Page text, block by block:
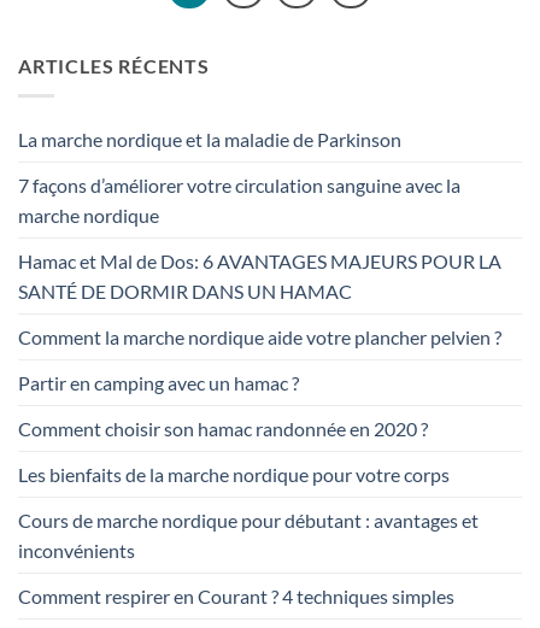
ARTICLES RÉCENTS
La marche nordique et la maladie de Parkinson
7 façons d’améliorer votre circulation sanguine avec la
marche nordique
Hamac et Mal de Dos: 6 AVANTAGES MAJEURS POUR LA
SANTÉ DE DORMIR DANS UN HAMAC
Comment la marche nordique aide votre plancher pelvien ?
Partir en camping avec un hamac ?
Comment choisir son hamac randonnée en 2020 ?
Les bienfaits de la marche nordique pour votre corps
Cours de marche nordique pour débutant : avantages et
inconvénients
Comment respirer en Courant ? 4 techniques simples